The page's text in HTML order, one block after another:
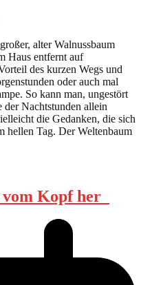
alter Walnussbaum
Haus entfernt auf
des kurzen Wegs und
oder auch mal
So kann man, ungestört
der Nachtstunden allein
die Gedanken, die sich
hellen Tag. Der Weltenbaum
Kopf her